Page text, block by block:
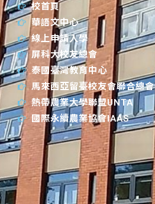
校首頁
華語文中心
線上申請入學
屏科大校友總會
泰國臺灣教育中心
馬來西亞留臺校友會聯合總會
熱帶農業大學聯盟UNTA
國際永續農業協會IAAS